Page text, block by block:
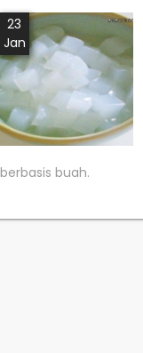
23
Jan
berbasis buah.